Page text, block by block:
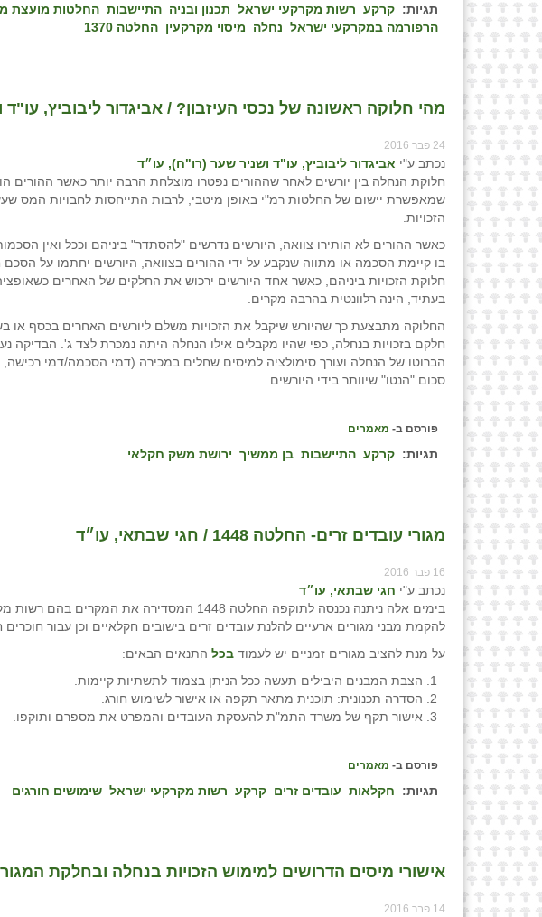
תגיות: קרקע רשות מקרקעי ישראל תכנון ובניה התיישבות החלטות מועצת
הרפורמה במקרקעי ישראל נחלה מיסוי מקרקעין החלטה 1370
מהי חלוקה ראשונה של נכסי העיזבון? / אביגדור ליבוביץ,
24 פבר 2016
נכתב ע"י אביגדור ליבוביץ, עו"ד ושניר שער (רו"ח), עו״ד
חלוקת הנחלה בין יורשים לאחר שההורים נפטרו מוצלחת הרבה יותר כאשר ההורים
שמאפשרת יישום של החלטות רמ"י באופן מיטבי, לרבות התייחסות לחבויות המס
הזכויות.
כאשר ההורים לא הותירו צוואה, היורשים נדרשים "להסתדר" ביניהם וככל ואין
בו קיימת הסכמה או מתווה שנקבע על ידי ההורים בצוואה, היורשים יחתמו על הסכם
חלוקת הזכויות ביניהם, כאשר אחד היורשים ירכוש את החלקים של האחרים
בעתיד, הינה רלוונטית בהרבה מקרים.
החלוקה מתבצעת כך שהיורש שיקבל את הזכויות משלם ליורשים האחרים בכסף או
חלקם בזכויות בנחלה, כפי שהיו מקבלים אילו הנחלה היתה נמכרת לצד ג'. הבדיקה
הברוטו של הנחלה ועורך סימולציה למיסים שחלים במכירה (דמי הסכמה/דמי
סכום "הנטו" שיוותר בידי היורשים.
פורסם ב- מאמרים
תגיות: קרקע התיישבות בן ממשיך ירושת משק חקלאי
מגורי עובדים זרים- החלטה 1448 / חגי שבתאי, עו״ד
16 פבר 2016
נכתב ע"י חגי שבתאי, עו״ד
בימים אלה ניתנה נכנסה לתוקפה החלטה 1448
להקמת מבני מגורים ארעיים להלנת עובדים זרים בישובים חקלאיים וכן עבור חוכרים
על מנת להציב מגורים זמניים יש לעמוד בכל התנאים הבאים:
הצבת המבנים היבילים תעשה ככל הניתן בצמוד לתשתיות קיימות.
הסדרה תכנונית: תוכנית מתאר תקפה או אישור לשימוש חורג.
אישור תקף של משרד התמ"ת להעסקת העובדים והמפרט את מספרם ותוקפו.
פורסם ב- מאמרים
תגיות: חקלאות עובדים זרים קרקע רשות מקרקעי ישראל שימושים חורגים
אישורי מיסים הדרושים למימוש הזכויות בנחלה ובחלקת
14 פבר 2016